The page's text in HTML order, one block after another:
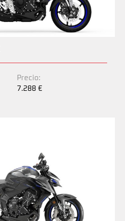
Precio:
7.288 €